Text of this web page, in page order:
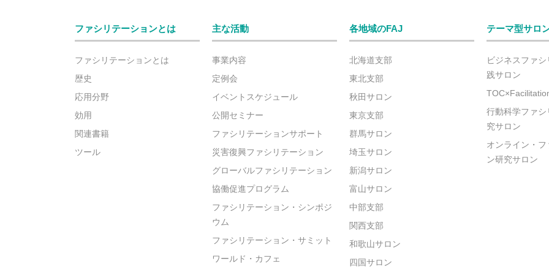
ファシリテーションとは
ファシリテーションとは
歴史
応用分野
効用
関連書籍
ツール
主な活動
事業内容
定例会
イベントスケジュール
公開セミナー
ファシリテーションサポート
災害復興ファシリテーション
グローバルファシリテーション
協働促進プログラム
ファシリテーション・シンポジ
ウム
ファシリテーション・サミット
ワールド・カフェ
各地域のFAJ
北海道支部
東北支部
秋田サロン
東京支部
群馬サロン
埼玉サロン
新潟サロン
富山サロン
中部支部
関西支部
和歌山サロン
四国サロン
テーマ型サロ
ビジネスファ
践サロン
行動科学ファ
究サロン
オンライン・フ
ン研究サロン